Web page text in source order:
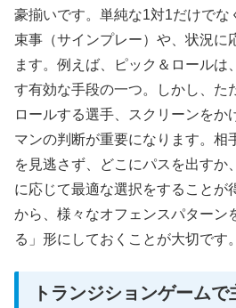
豪揃いです。単純な1対1だけでな
束事（サインプレー）や、状況に
ます。例えば、ピック＆ロールは
す有効な手段の一つ。しかし、た
ロールする選手、スクリーンをか
マンの判断が重要になります。相
を見逃さず、どこにパスを出すか
に応じて最適な選択をすることが
から、様々なオフェンスパターン
る」形にしておくことが大切です。
トランジションゲームで